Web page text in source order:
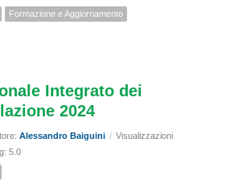
Formazione e Aggiornamento
Integrato dei
2024
Alessandro Baiguini / Visualizzazioni
5.0